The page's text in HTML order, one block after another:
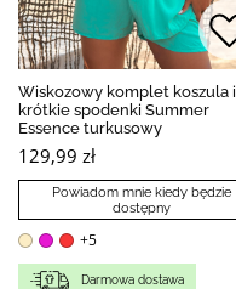
Wiskozowy komplet koszula i
krótkie spodenki Summer
Essence turkusowy
129,99 zł
Powiadom mnie kiedy będzie
dostępny
+5
Darmowa dostawa